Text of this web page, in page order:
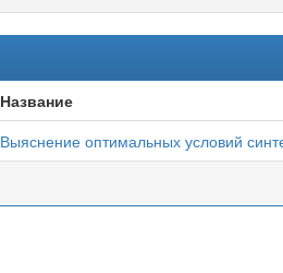
Название
Выяснение оптимальных условий